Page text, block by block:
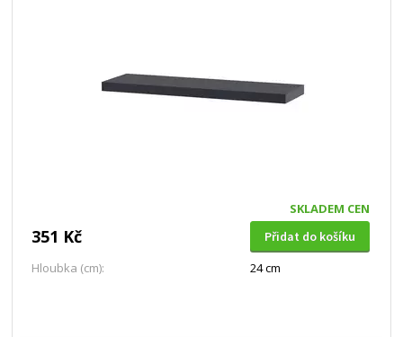
SKLADEM CEN
351 Kč
Přidat do košíku
Hloubka (cm):
24 cm